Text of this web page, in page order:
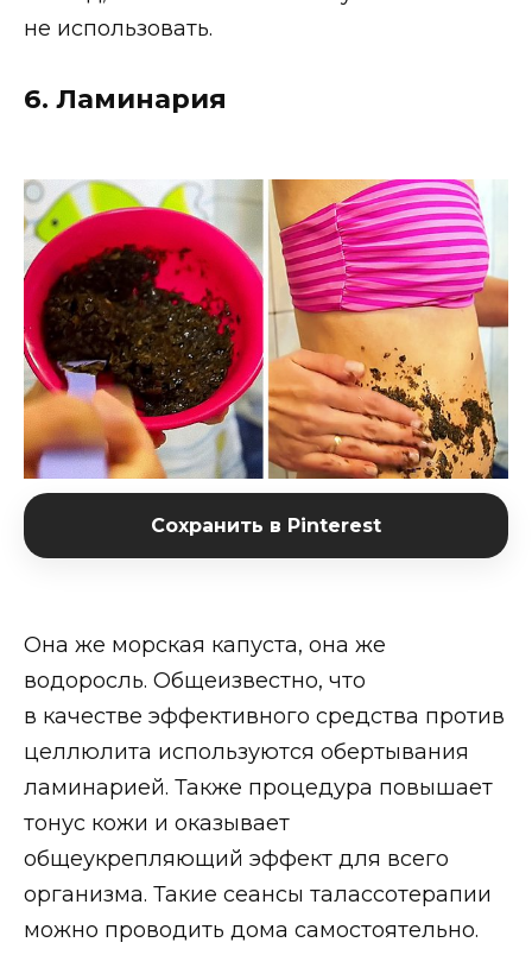
не использовать.
6. Ламинария
Сохранить в Pinterest
Она же морская капуста, она же
водоросль. Общеизвестно, что
в качестве эффективного средства против
целлюлита используются обертывания
ламинарией. Также процедура повышает
тонус кожи и оказывает
общеукрепляющий эффект для всего
организма. Такие сеансы талассотерапии
можно проводить дома самостоятельно.